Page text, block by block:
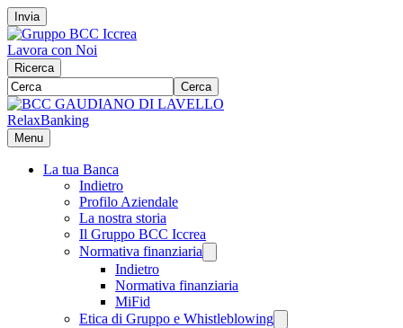
Invia
Lavora con Noi
Ricerca
Cerca
RelaxBanking
Menu
La tua Banca
Indietro
Profilo Aziendale
La nostra storia
Il Gruppo BCC Iccrea
Normativa finanziaria
Indietro
Normativa finanziaria
MiFid
Etica di Gruppo e Whistleblowing